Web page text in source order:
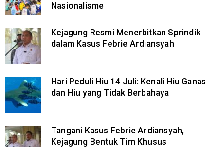
Nasionalisme
Kejagung Resmi Menerbitkan Sprindik
dalam Kasus Febrie Ardiansyah
Hari Peduli Hiu 14 Juli: Kenali Hiu Ganas
dan Hiu yang Tidak Berbahaya
Tangani Kasus Febrie Ardiansyah,
Kejagung Bentuk Tim Khusus